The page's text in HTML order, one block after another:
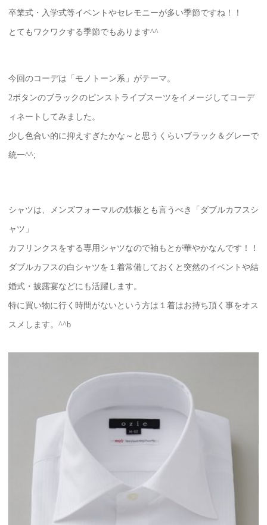
卒業式・入学式等イベントやセレモニーが多い季節ですね！！
とてもワクワクする季節でもあります^^
今回のコーデは「モノトーン系」がテーマ。
2ボタンのブラックのピンストライプスーツをイメージしてコーデ
ィネートしてみました。
少し色合い的に抑えすぎたかな～と思うくらいブラック＆グレーで
統一^^;
シャツは、メンズフォーマルの鉄板とも言うべき「ダブルカフスシ
ャツ」
カフリンクスをする専用シャツなので袖もとが華やかなんです！！
ダブルカフスの白シャツを１着常備しておくと突然のイベントや結
婚式・披露宴などにも活躍します。
特に買い物に行く時間がないという方は１着はお持ち頂く事をオス
スメします。^^b